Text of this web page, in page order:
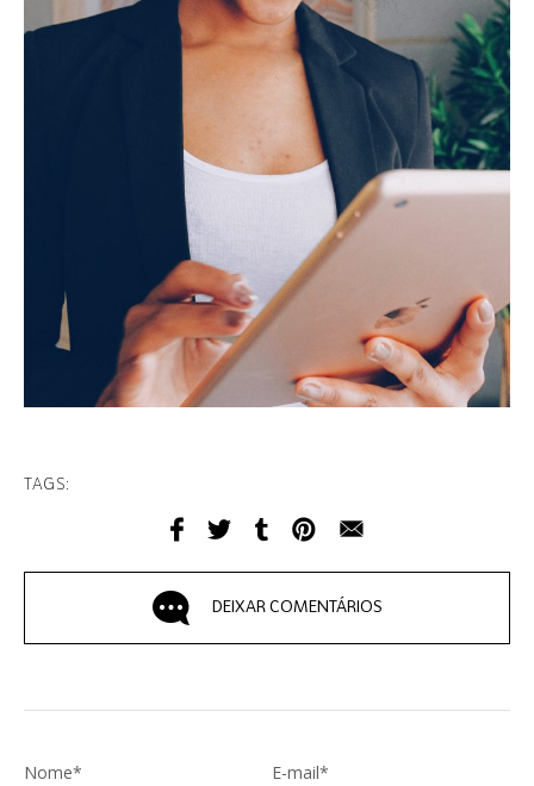
TAGS:
DEIXAR COMENTÁRIOS
Nome* E-mail*